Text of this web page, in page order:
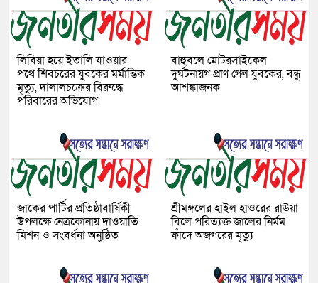
লিবিয়া হয়ে ইতালি যাওয়ার
পথে শিবচরের যুবকের মর্মান্তিক
মৃত্যু, দালালচক্রের বিরুদ্ধে
পরিবারের অভিযোগ
বাহুবলে মোটরসাইকেল
দুর্ঘটনায়গ প্রাণ গেল যুবকের, বন্ধু
আশঙ্কাজনক
জাকের পার্টির প্রতিষ্ঠাবার্ষিকী
উপলক্ষে নেত্রকোনায় দাওয়াতি
মিশন ও সংবর্ধনা অনুষ্ঠিত
শ্রীমঙ্গলের হাইল হাওরের রাউয়া
বিলে পরিত্যক্ত জালের নির্মম
ফাঁদে অজগরের মৃত্যু